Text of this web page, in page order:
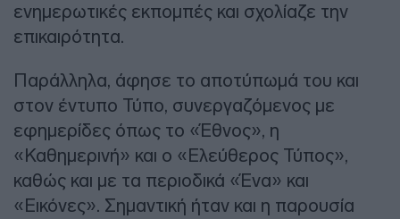
ενημερωτικές εκπομπές και σχολίαζε την
επικαιρότητα.
Παράλληλα, άφησε το αποτύπωμά του και
στον έντυπο Τύπο, συνεργαζόμενος με
εφημερίδες όπως το «Έθνος», η
«Καθημερινή» και ο «Ελεύθερος Τύπος»,
καθώς και με τα περιοδικά «Ένα» και
«Εικόνες». Σημαντική ήταν και η παρουσία